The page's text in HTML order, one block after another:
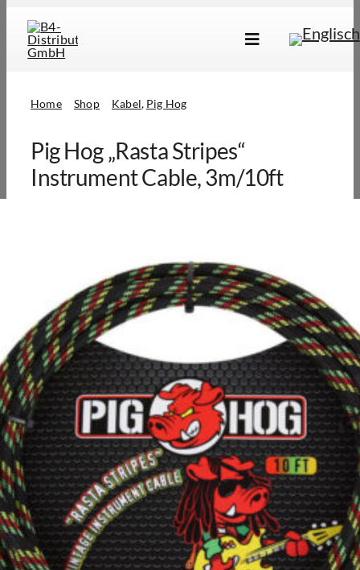
content
Toggle
Händlersuche
Über Uns
Home Shop Kabel Pig Hog
Pig Hog „Rasta Stripes“
Instrument Cable, 3m/10ft